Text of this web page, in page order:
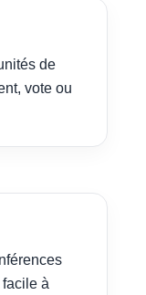
de
vote ou
à